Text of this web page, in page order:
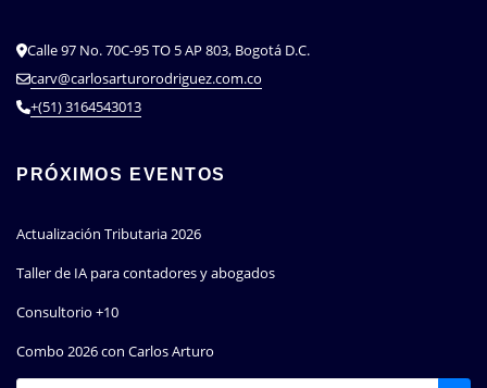
Calle 97 No. 70C-95 TO 5 AP 803, Bogotá D.C.
carv@carlosarturorodriguez.com.co
+(51) 3164543013
PRÓXIMOS EVENTOS
Actualización Tributaria 2026
Taller de IA para contadores y abogados
Consultorio +10
Combo 2026 con Carlos Arturo